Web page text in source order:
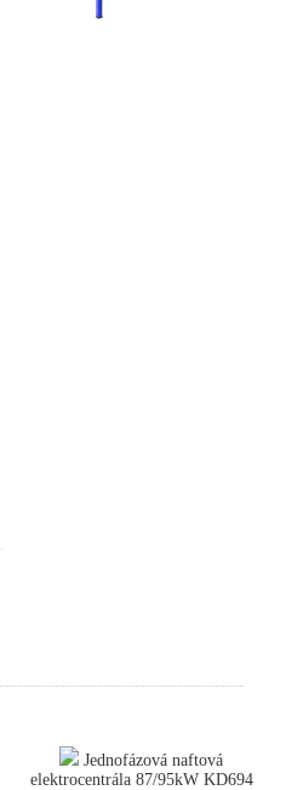
Jednofázová naftová
elektrocentrála 87/95kW KD694